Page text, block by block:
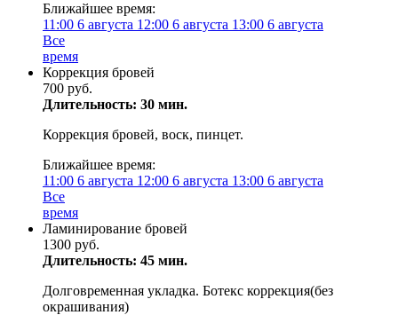
Ближайшее время:
11:00 6 августа 12:00 6 августа 13:00 6 августа
Все
время
Коррекция бровей
700 руб.
Длительность: 30 мин.
Коррекция бровей, воск, пинцет.
Ближайшее время:
11:00 6 августа 12:00 6 августа 13:00 6 августа
Все
время
Ламинирование бровей
1300 руб.
Длительность: 45 мин.
Долговременная укладка. Ботекс коррекция(без
окрашивания)